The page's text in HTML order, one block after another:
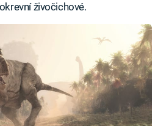
živočichové.